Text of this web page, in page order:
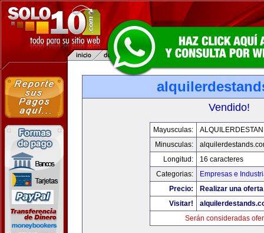
Vendido!
Mayusculas:
Minusculas:
Longitud:
16 caracteres
Categorias:
Empresas e
Precio:
Realizar una
Visitar!
Serán consideradas